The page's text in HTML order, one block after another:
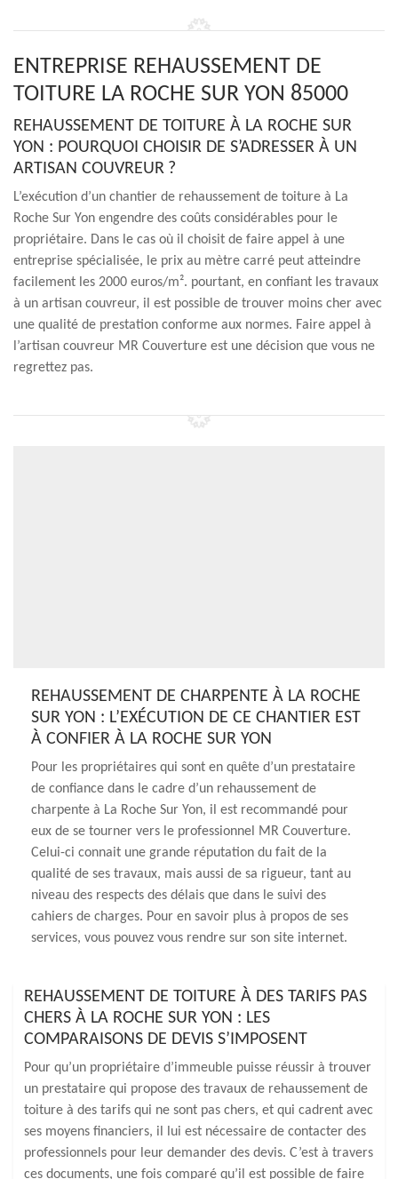
ENTREPRISE REHAUSSEMENT DE
TOITURE LA ROCHE SUR YON 85000
REHAUSSEMENT DE TOITURE À LA ROCHE SUR
YON : POURQUOI CHOISIR DE S’ADRESSER À UN
ARTISAN COUVREUR ?
L’exécution d’un chantier de rehaussement de toiture à La
Roche Sur Yon engendre des coûts considérables pour le
propriétaire. Dans le cas où il choisit de faire appel à une
entreprise spécialisée, le prix au mètre carré peut atteindre
facilement les 2000 euros/m². pourtant, en confiant les travaux
à un artisan couvreur, il est possible de trouver moins cher avec
une qualité de prestation conforme aux normes. Faire appel à
l’artisan couvreur MR Couverture est une décision que vous ne
regrettez pas.
REHAUSSEMENT DE CHARPENTE À LA ROCHE
SUR YON : L’EXÉCUTION DE CE CHANTIER EST
À CONFIER À LA ROCHE SUR YON
Pour les propriétaires qui sont en quête d’un prestataire
de confiance dans le cadre d’un rehaussement de
charpente à La Roche Sur Yon, il est recommandé pour
eux de se tourner vers le professionnel MR Couverture.
Celui-ci connait une grande réputation du fait de la
qualité de ses travaux, mais aussi de sa rigueur, tant au
niveau des respects des délais que dans le suivi des
cahiers de charges. Pour en savoir plus à propos de ses
services, vous pouvez vous rendre sur son site internet.
REHAUSSEMENT DE TOITURE À DES TARIFS PAS
CHERS À LA ROCHE SUR YON : LES
COMPARAISONS DE DEVIS S’IMPOSENT
Pour qu’un propriétaire d’immeuble puisse réussir à trouver
un prestataire qui propose des travaux de rehaussement de
toiture à des tarifs qui ne sont pas chers, et qui cadrent avec
ses moyens financiers, il lui est nécessaire de contacter des
professionnels pour leur demander des devis. C’est à travers
ces documents, une fois comparé qu’il est possible de faire